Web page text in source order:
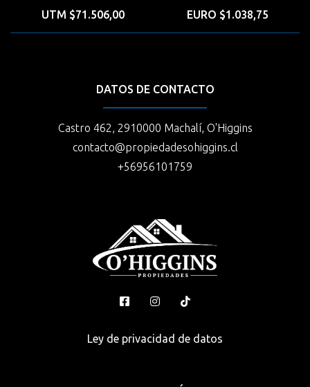
UTM $71.506,00
EURO $1.038,75
DATOS DE CONTACTO
Castro 462, 2910000 Machalí, O'Higgins
contacto@propiedadesohiggins.cl
+56956101759
Ley de privacidad de datos